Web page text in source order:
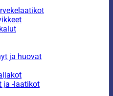
ja huovat
ja -laatikot